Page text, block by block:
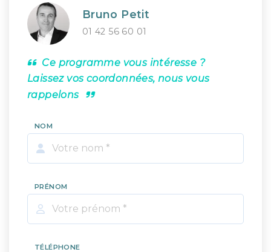
Bruno Petit
01 42 56 60 01
Ce programme vous intéresse ?
Laissez vos coordonnées, nous vous
rappelons
NOM
PRÉNOM
TÉLÉPHONE